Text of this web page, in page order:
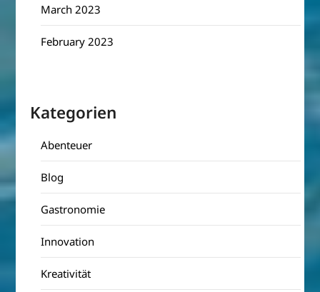
March 2023
February 2023
Kategorien
Abenteuer
Blog
Gastronomie
Innovation
Kreativität